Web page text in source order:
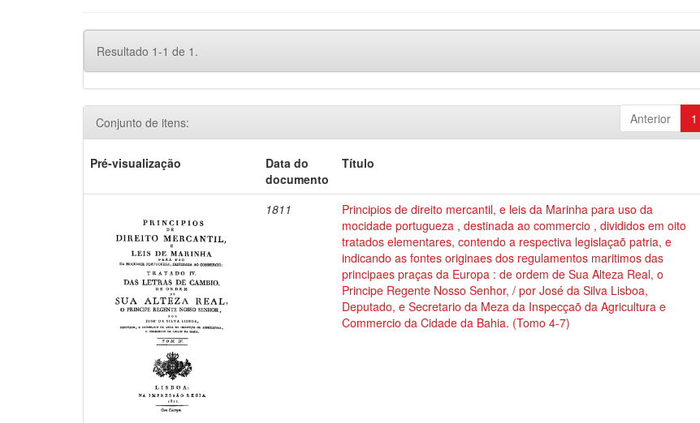
Resultado 1-1 de 1.
Anterior 1
Conjunto de itens:
Pré-visualização
Data do
documento
Título
1811
Principios de direito mercantil, e leis da Marinha para uso da
mocidade portugueza , destinada ao commercio , divididos em oito
tratados elementares, contendo a respectiva legislaçaõ patria, e
indicando as fontes originaes dos regulamentos maritimos das
principaes praças da Europa : de ordem de Sua Alteza Real, o
Principe Regente Nosso Senhor, / por José da Silva Lisboa,
Deputado, e Secretario da Meza da Inspecçaõ da Agricultura e
Commercio da Cidade da Bahia. (Tomo 4-7)